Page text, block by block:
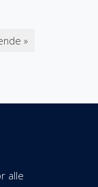
»
alle